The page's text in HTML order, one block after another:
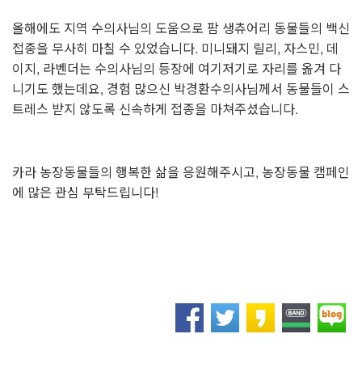
올해에도 지역 수의사님의 도움으로 팜 생츄어리 동물들의 백신
접종을 무사히 마칠 수 있었습니다. 미니돼지 릴리, 자스민, 데
이지, 라벤더는 수의사님의 등장에 여기저기로 자리를 옮겨 다
니기도 했는데요, 경험 많으신 박경환수의사님께서 동물들이 스
트레스 받지 않도록 신속하게 접종을 마쳐주셨습니다.
카라 농장동물들의 행복한 삶을 응원해주시고, 농장동물 캠페인
에 많은 관심 부탁드립니다!